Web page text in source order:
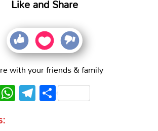
Like and Share
with your friends & family
WhatsApp
Telegram
Share